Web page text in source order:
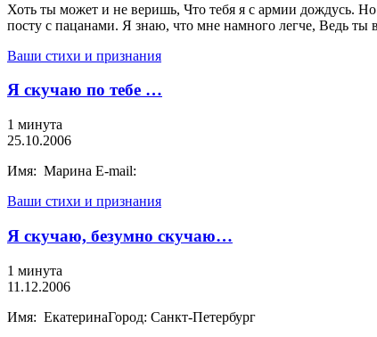
Хоть ты может и не веришь, Что тебя я с армии дождусь. Но
посту с пацанами. Я знаю, что мне намного легче, Ведь
Ваши стихи и признания
Я скучаю по тебе …
1 минута
25.10.2006
Имя: Марина E-mail:
Ваши стихи и признания
Я скучаю, безумно скучаю…
1 минута
11.12.2006
Имя: ЕкатеринаГород: Санкт-Петербург